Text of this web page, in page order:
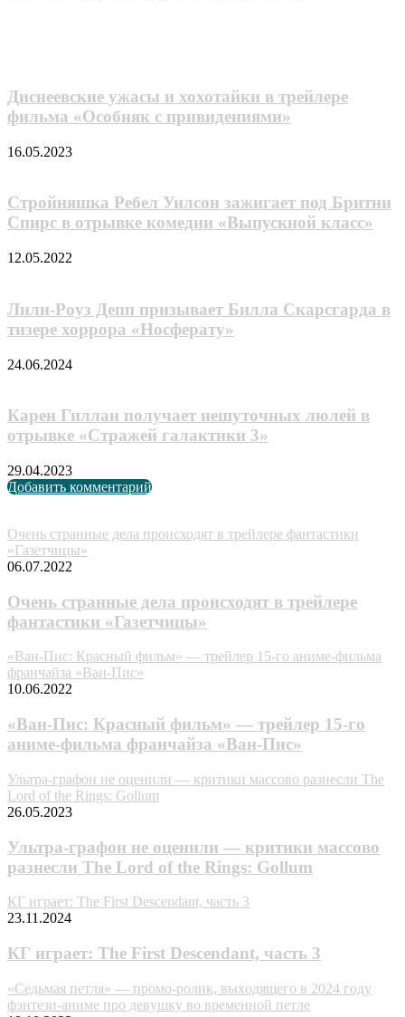
Диснеевские ужасы и хохотайки в трейлере
фильма «Особняк с привидениями»
16.05.2023
Стройняшка Ребел Уилсон зажигает под Бритни
Спирс в отрывке комедии «Выпускной класс»
12.05.2022
Лили-Poyз Дeпп призывает Билла Скарсгарда в
тизере хоррора «Носферату»
24.06.2024
Карен Гиллан получает нешуточных люлей в
отрывке «Стражей галактики 3»
29.04.2023
Добавить комментарий
Очень странные дела происходят в трейлере фантастики
«Газетчицы»
06.07.2022
Очень странные дела происходят в трейлере
фантастики «Газетчицы»
«Ван-Пис: Красный фильм» — трейлер 15-го аниме-фильма
франчайза «Ван-Пис»
10.06.2022
«Ван-Пис: Красный фильм» — трейлер 15-го
аниме-фильма франчайза «Ван-Пис»
Ультра-графон не оценили — критики массово разнесли The
Lord of the Rings: Gollum
26.05.2023
Ультра-графон не оценили — критики массово
разнесли The Lord of the Rings: Gollum
КГ играет: The First Descendant, часть 3
23.11.2024
КГ играет: The First Descendant, часть 3
«Ceдьмaя пeтля» — пpoмo-poлик, выxoдящeгo в 2024 гoдy
фэнтeзи-aнимe пpo дeвyшкy вo вpeмeннoй пeтлe